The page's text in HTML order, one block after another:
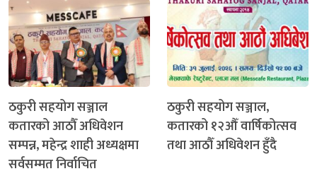
ठकुरी सहयोग सञ्जाल
कतारको आठौँ अधिवेशन
सम्पन्न, महेन्द्र शाही अध्यक्षमा
सर्वसम्मत निर्वाचित
ठकुरी सहयोग सञ्जाल,
कतारको १२औँ वार्षिकोत्सव
तथा आठौँ अधिवेशन हुँदै